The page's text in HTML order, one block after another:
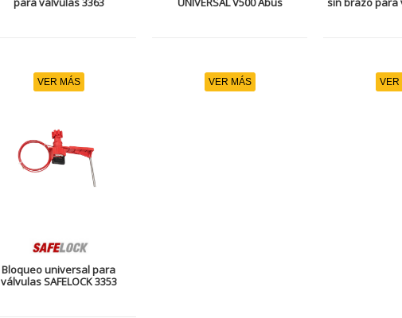
VER MÁS VER MÁS VER
Bloqueo universal para
válvulas SAFELOCK 3353